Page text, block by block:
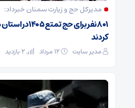
مدیرکل حج و زیارت ‌سمنان خبرداد:
۸۰۱ نفر برای حج
کردند
مدیر سایت